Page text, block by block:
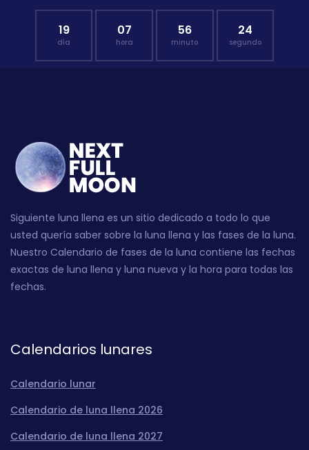
19
día
07
hora
56
minuto
23
segundo
Siguiente luna llena es un sitio dedicado a todo lo que
usted quería saber sobre la luna llena y las fases de la luna.
Nuestro Calendario de fases de la luna contiene las fechas
exactas de luna llena y luna nueva y la hora para todas las
fechas.
Calendarios lunares
Calendario lunar
Calendario de luna llena 2026
Calendario de luna llena 2027